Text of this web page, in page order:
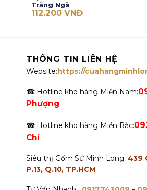
Trắng Ngà
112.200 VNĐ
THÔNG TIN LIÊN HỆ
Website:https://
☎ Hotline kho hàng Miền Nam:
Phượng
☎ Hotline kho hàng Miền Bắc:
Chi
Siêu thị Gốm Sứ Minh Long: 439
P.13, Q.10, TP.HCM